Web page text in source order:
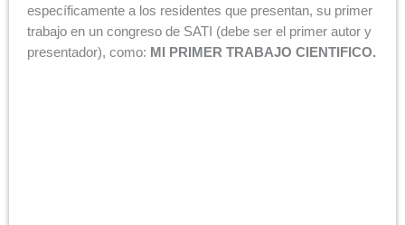
específicamente a los residentes que presentan, su primer
trabajo en un congreso de SATI (debe ser el primer autor y
presentador), como: MI PRIMER TRABAJO CIENTIFICO.